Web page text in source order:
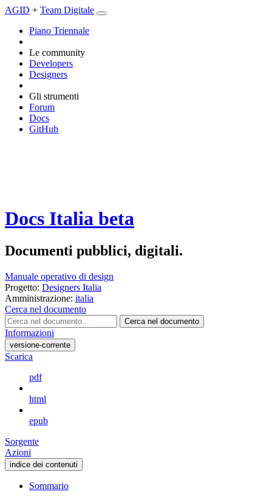
AGID + Team Digitale
Piano Triennale
Le community
Developers
Designers
Gli strumenti
Forum
Docs
GitHub
Docs Italia beta
Documenti pubblici, digitali.
Manuale operativo di design
Progetto: Designers Italia
Amministrazione: italia
Cerca nel documento
Cerca nel documento
Informazioni
versione-corrente
Scarica
pdf
html
epub
Sorgente
Azioni
indice dei contenuti
Sommario